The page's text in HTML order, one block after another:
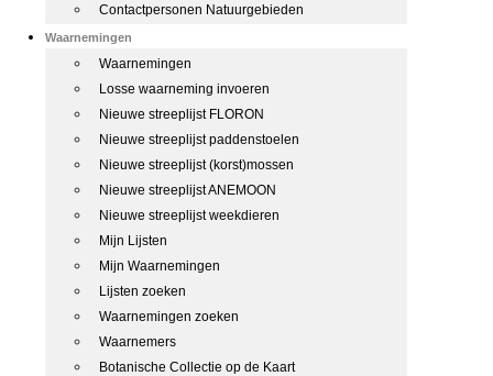
Contactpersonen Natuurgebieden
Waarnemingen
Waarnemingen
Losse waarneming invoeren
Nieuwe streeplijst FLORON
Nieuwe streeplijst paddenstoelen
Nieuwe streeplijst (korst)mossen
Nieuwe streeplijst ANEMOON
Nieuwe streeplijst weekdieren
Mijn Lijsten
Mijn Waarnemingen
Lijsten zoeken
Waarnemingen zoeken
Waarnemers
Botanische Collectie op de Kaart